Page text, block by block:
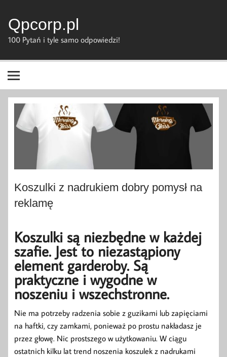
content
Qpcorp.pl
100 Pytań i tyle samo odpowiedzi!
Koszulki z nadrukiem dobry pomysł na
reklamę
Koszulki są niezbędne w każdej
szafie. Jest to niezastąpiony
element garderoby. Są
praktyczne i wygodne w
noszeniu i wszechstronne.
Nie ma potrzeby radzenia sobie z guzikami lub zapięciami
na haftki, czy zamkami, ponieważ po prostu nakładasz je
przez głowę. Nic prostszego w użytkowaniu. W ciągu
ostatnich kilku lat trend noszenia koszulek z nadrukami